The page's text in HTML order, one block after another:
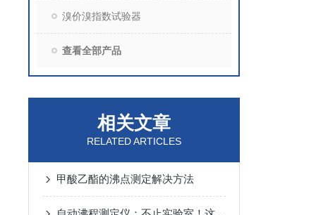
溴价溴指数试验器
查看全部产品
相关文章
RELATED ARTICLES
甲酸乙酯的沸点测定解决方法